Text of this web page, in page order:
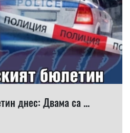
днес: Двама са ...